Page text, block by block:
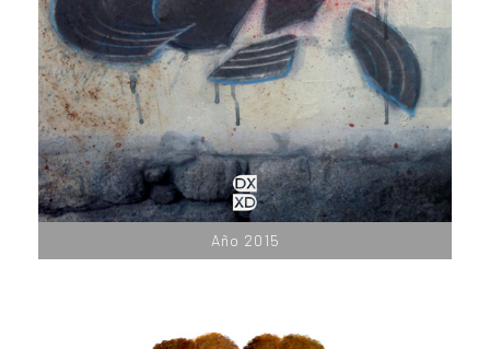
Año 2015